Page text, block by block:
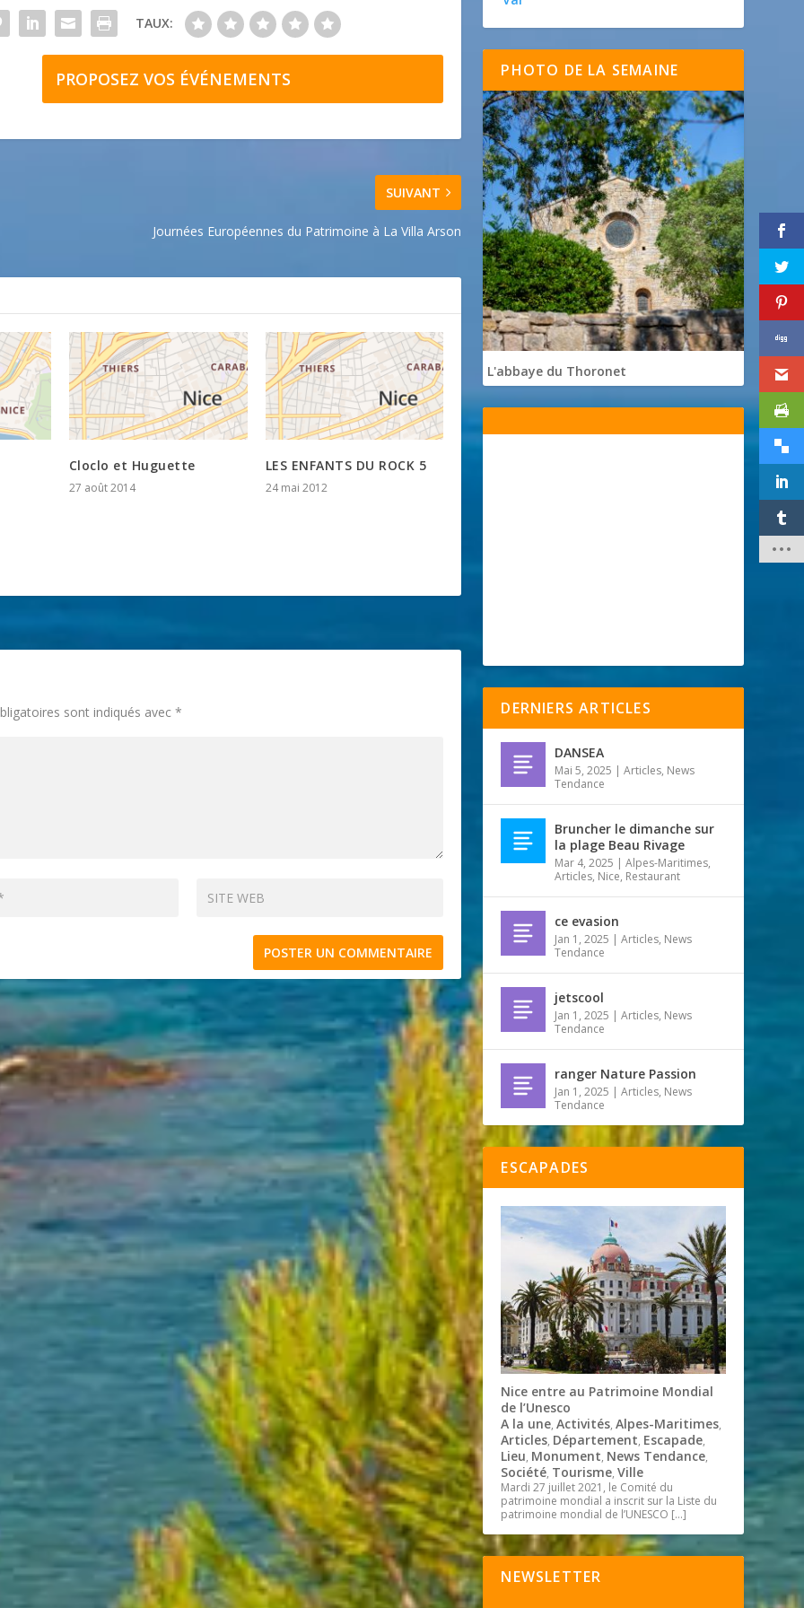
TAUX:
PROPOSEZ VOS ÉVÉNEMENTS
SUIVANT
Journées Européennes du Patrimoine à La Villa Arson
Cloclo et Huguette
27 août 2014
LES ENFANTS DU ROCK 5
24 mai 2012
sont indiqués avec*
PHOTO DE LA SEMAINE
L'abbaye du Thoronet
DERNIERS ARTICLES
DANSEA
Mai 5, 2025 |Articles, News
Tendance
Bruncher le dimanche sur
la plage Beau Rivage
Mar 4, 2025 |Alpes-Maritimes,
Articles, Nice, Restaurant
ce evasion
Jan 1, 2025 |Articles, News
Tendance
jetscool
Jan 1, 2025 |Articles, News
Tendance
ranger Nature Passion
Jan 1, 2025 |Articles, News
Tendance
ESCAPADES
Nice entre au Patrimoine Mondial
de l’Unesco
A la une,Activités,Alpes-Maritimes,
Articles, Département, Escapade,
Lieu, Monument, News Tendance,
Société, Tourisme,Ville
Mardi 27 juillet 2021, le Comité du
patrimoine mondial a inscrit sur la Liste du
patrimoine mondial de l’UNESCO […]
NEWSLETTER